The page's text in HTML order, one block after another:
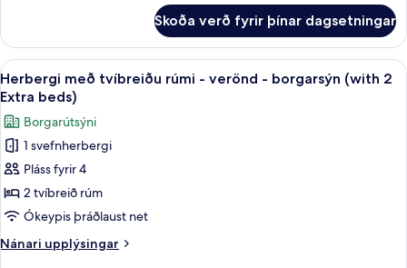
að
hluta
herbergi
með
tvíbreiðu
rúmi
verönd
sjávarsýn
að
hluta
Skoða verð fyrir þínar dagsetningar
Skoða
allar
myndir
fyrir
Herbergi
með
tvíbreiðu
rúmi
-
verönd
Míníbar, skrifborð, vinnuaðstaða
5
Herbergi með tvíbreiðu rúmi - verönd - borgarsýn (with 2
Extra beds)
Borgarútsýni
1 svefnherbergi
Pláss fyrir 4
2 tvíbreið rúm
Ókeypis þráðlaust net
Nánari upplýsingar
Nánari